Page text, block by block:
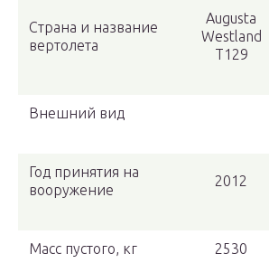
Страна и название
вертолета
Augusta
Westland
T129
Внешний вид
Год принятия на
вооружение
2012
Масс пустого, кг 2530